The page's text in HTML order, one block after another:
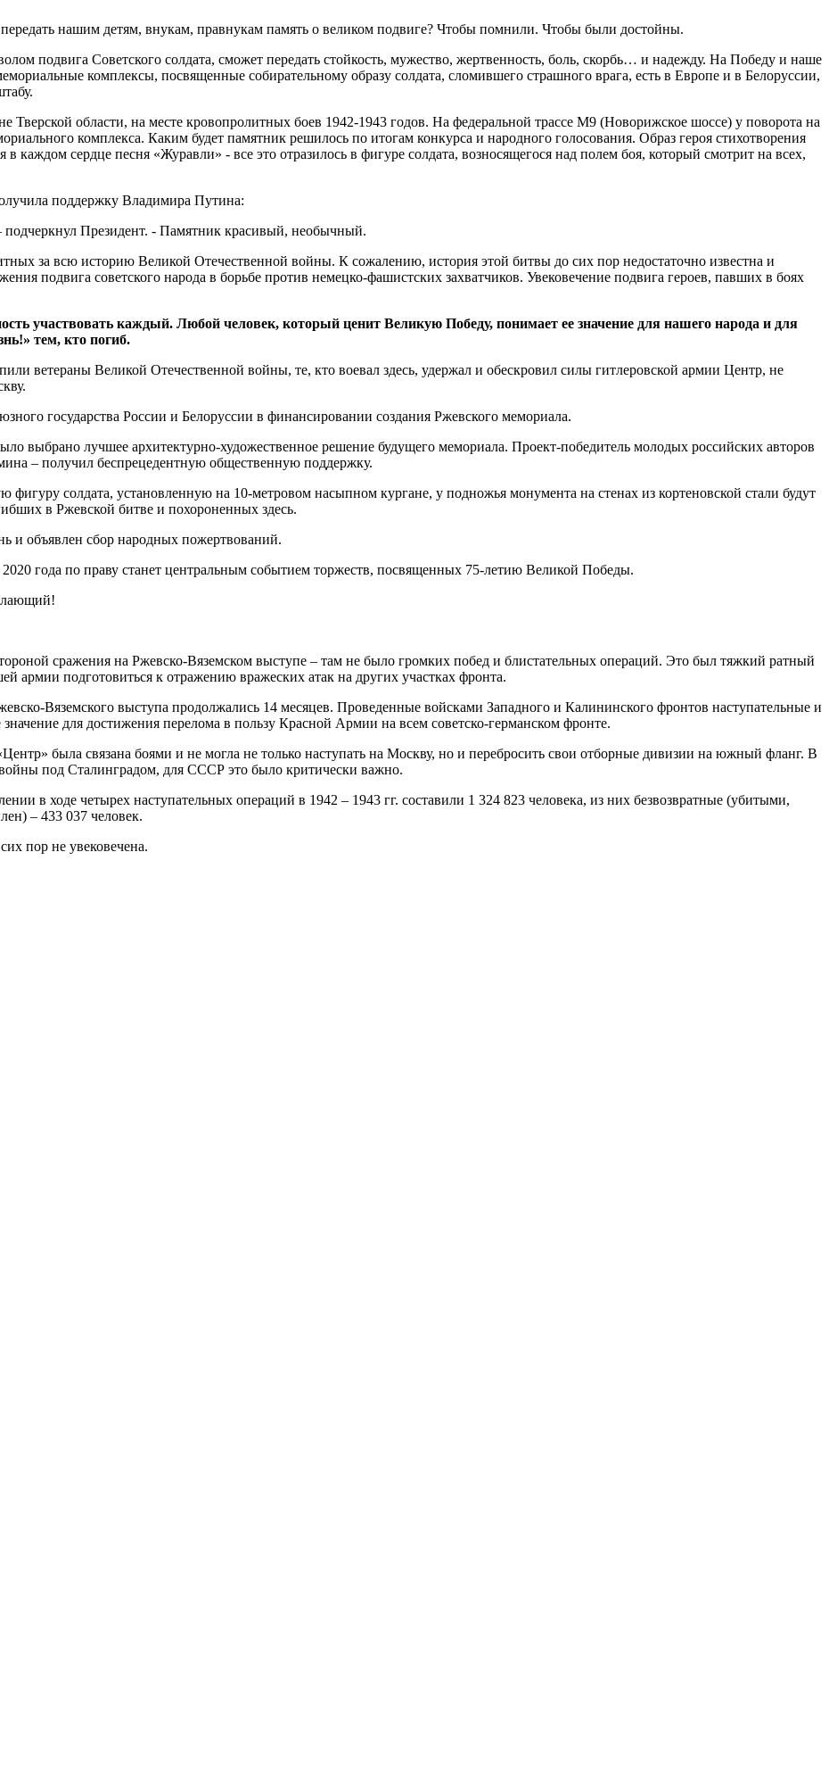
нашим детям, внукам, правнукам память о великом подвиге? Чтобы помнили. Чтобы были достойны.
подвига Советского солдата, сможет передать стойкость, мужество, жертвенность, боль, скорбь… и надежду. На Победу и наше
комплексы, посвященные собирательному образу солдата, сломившего страшного врага, есть в Европе и в Белоруссии,
Тверской области, на месте кровопролитных боев 1942-1943 годов. На федеральной трассе М9 (Новорижское шоссе) у поворота на
комплекса. Каким будет памятник решилось по итогам конкурса и народного голосования. Образ героя стихотворения
каждом сердце песня «Журавли» - все это отразилось в фигуре солдата, возносящегося над полем боя, который смотрит на всех,
поддержку Владимира Путина:
Президент. - Памятник красивый, необычный.
за всю историю Великой Отечественной войны. К сожалению, история этой битвы до сих пор недостаточно известна и
подвига советского народа в борьбе против немецко-фашистских захватчиков. Увековечение подвига героев, павших в боях
участвовать каждый. Любой человек, который ценит Великую Победу, понимает ее значение для нашего народа и для
тем, кто погиб.
ветераны Великой Отечественной войны, те, кто воевал здесь, удержал и обескровил силы гитлеровской армии Центр, не
государства России и Белоруссии в финансировании создания Ржевского мемориала.
выбрано лучшее архитектурно-художественное решение будущего мемориала. Проект-победитель молодых российских авторов
– получил беспрецедентную общественную поддержку.
фигуру солдата, установленную на 10-метровом насыпном кургане, у подножья монумента на стенах из кортеновской стали будут
в Ржевской битве и похороненных здесь.
и объявлен сбор народных пожертвований.
года по праву станет центральным событием торжеств, посвященных 75-летию Великой Победы.
сражения на Ржевско-Вяземском выступе – там не было громких побед и блистательных операций. Это был тяжкий ратный
армии подготовиться к отражению вражеских атак на других участках фронта.
Вяземского выступа продолжались 14 месяцев. Проведенные войсками Западного и Калининского фронтов наступательные и
для достижения перелома в пользу Красной Армии на всем советско-германском фронте.
была связана боями и не могла не только наступать на Москву, но и перебросить свои отборные дивизии на южный фланг. В
войны под Сталинградом, для СССР это было критически важно.
в ходе четырех наступательных операций в 1942 – 1943 гг. составили 1 324 823 человека, из них безвозвратные (убитыми,
– 433 037 человек.
пор не увековечена.